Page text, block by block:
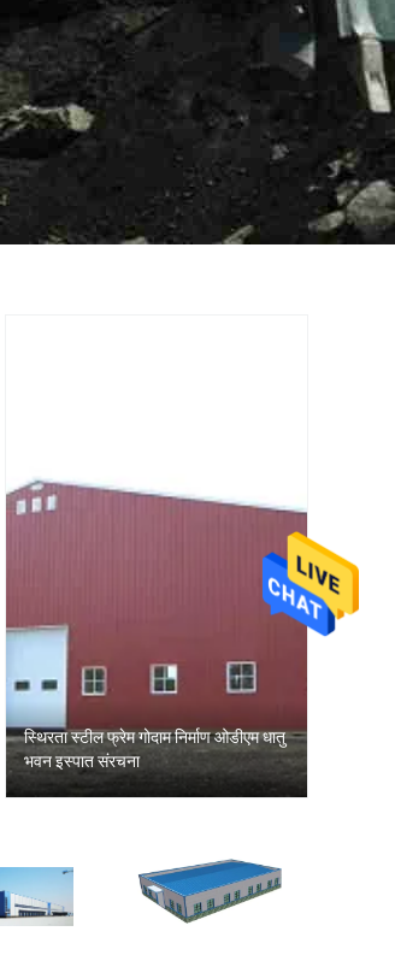
स्थिरता स्टील फ्रेम गोदाम निर्माण ओडीएम धातु
भवन इस्पात संरचना